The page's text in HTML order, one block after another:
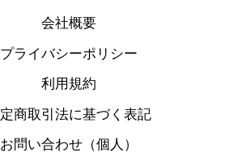
会社概要
プライバシーポリシー
利用規約
商取引法に基づく表記
お問い合わせ（個人）